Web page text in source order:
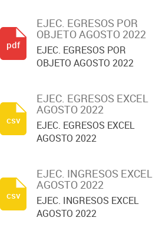
EJEC. EGRESOS POR
OBJETO AGOSTO 2022
EJEC. EGRESOS POR
OBJETO AGOSTO 2022
pdf
EJEC. EGRESOS EXCEL
AGOSTO 2022
EJEC. EGRESOS EXCEL
AGOSTO 2022
csv
EJEC. INGRESOS EXCEL
AGOSTO 2022
EJEC. INGRESOS EXCEL
AGOSTO 2022
csv